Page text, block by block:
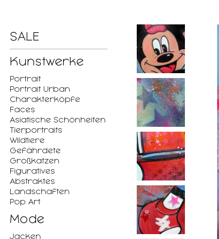
SALE
Kunstwerke
Portrait
Portrait Urban
Charakterköpfe
Faces
Asiatische Schönheiten
Tierportraits
Wildtiere
Gefährdete
Großkatzen
Figuratives
Abstraktes
Landschaften
Pop Art
Mode
Jacken